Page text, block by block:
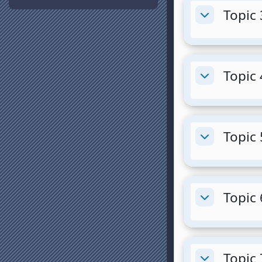
Minimizza
Topic
Minimizza
Topic
Minimizza
Topic
Minimizza
Topic
Topic